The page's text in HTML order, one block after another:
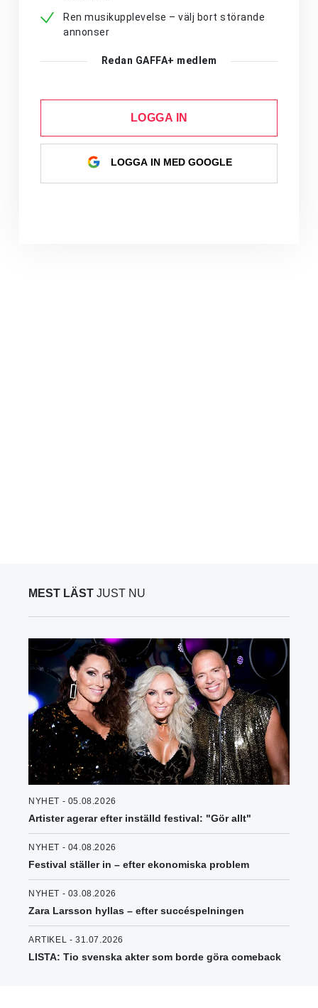
Ren musikupplevelse – välj bort störande
annonser
Redan GAFFA+ medlem
LOGGA IN
LOGGA IN MED GOOGLE
MEST LÄST JUST NU
NYHET - 05.08.2026
Artister agerar efter inställd festival: "Gör allt"
NYHET - 04.08.2026
Festival ställer in – efter ekonomiska problem
NYHET - 03.08.2026
Zara Larsson hyllas – efter succéspelningen
ARTIKEL - 31.07.2026
LISTA: Tio svenska akter som borde göra comeback